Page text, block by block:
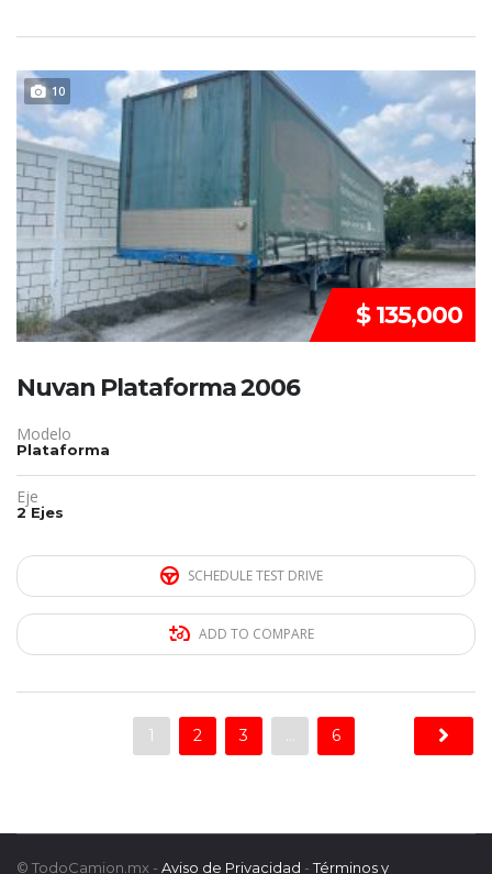
10 REMATE
$ 135,000
Nuvan Plataforma 2006
Modelo
Plataforma
Eje
2 Ejes
SCHEDULE TEST DRIVE
ADD TO COMPARE
1 2 3 … 6
© TodoCamion.mx - Aviso de Privacidad -Términos y